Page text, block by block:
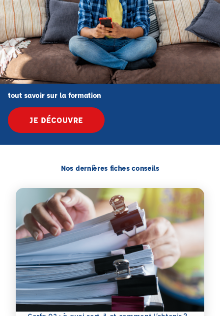
tout savoir sur la formation
JE DÉCOUVRE
Nos dernières fiches conseils